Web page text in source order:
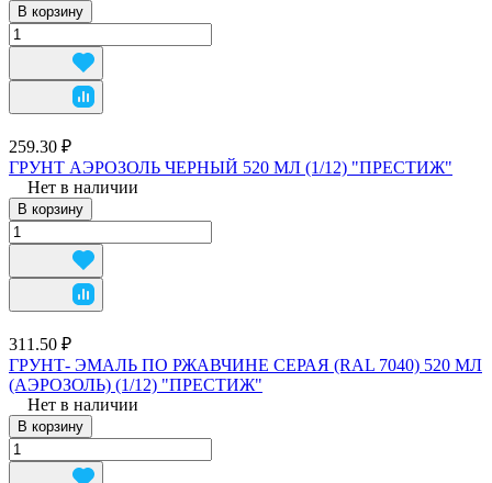
В корзину
259.30 ₽
ГРУНТ АЭРОЗОЛЬ ЧЕРНЫЙ 520 МЛ (1/12) "ПРЕСТИЖ"
Нет в наличии
В корзину
311.50 ₽
ГРУНТ- ЭМАЛЬ ПО РЖАВЧИНЕ СЕРАЯ (RAL 7040) 520 МЛ
(АЭРОЗОЛЬ) (1/12) "ПРЕСТИЖ"
Нет в наличии
В корзину